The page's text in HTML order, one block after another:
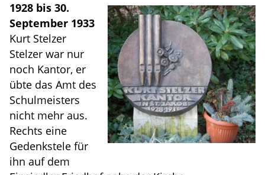
1928 bis 30.
September 1933
Kurt Stelzer
Stelzer war nur
noch Kantor, er
übte das Amt des
Schulmeisters
nicht mehr aus.
Rechts eine
Gedenkstele für
ihn auf dem